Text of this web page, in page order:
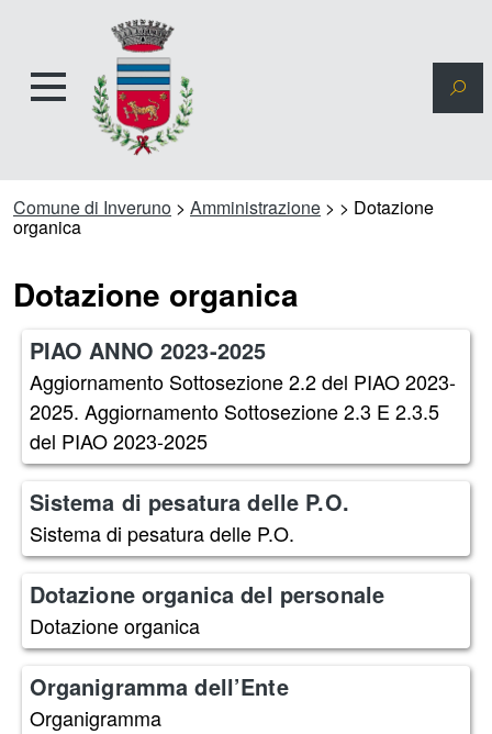
Comune di Inveruno > Amministrazione > > Dotazione
organica
Dotazione organica
PIAO ANNO 2023-2025
Aggiornamento Sottosezione 2.2 del PIAO 2023-
2025. Aggiornamento Sottosezione 2.3 E 2.3.5
del PIAO 2023-2025
Sistema di pesatura delle P.O.
Sistema di pesatura delle P.O.
Dotazione organica del personale
Dotazione organica
Organigramma dell’Ente
Organigramma